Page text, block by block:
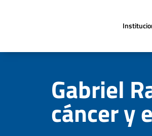
Gabriel
cáncer y